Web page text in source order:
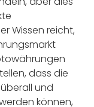
Wissen reicht,
dass die
und
können,